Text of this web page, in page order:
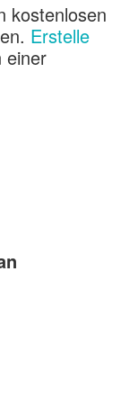
kostenlosen
Erstelle
einer